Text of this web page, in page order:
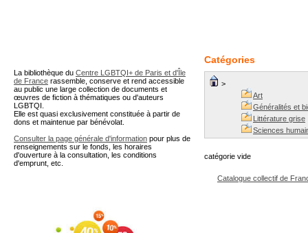
Catégories
>
Art
Généralités et
Littérature grise
Sciences
catégorie vide
Catalogue collectif de
La bibliothèque du Centre LGBTQI+ de Paris et d'Île
de France rassemble, conserve et rend accessible
au public une large collection de documents et
œuvres de fiction à thématiques ou d'auteurs
LGBTQI.
Elle est quasi exclusivement constituée à partir de
dons et maintenue par bénévolat.
Consulter la page générale d'information pour plus de
renseignements sur le fonds, les horaires
d'ouverture à la consultation, les conditions
d'emprunt, etc.